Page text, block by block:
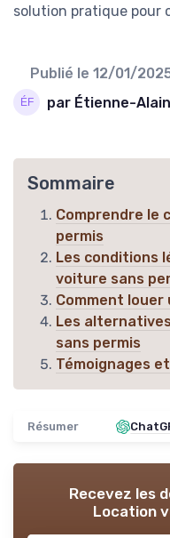
solution pratique pour
Publié le 12/01/
par Étienne-
Sommaire
Comprendre le
permis
Les conditions
voiture sans
Comment louer
Les
sans permis
Témoignages
Résumer
Recevez les
Location